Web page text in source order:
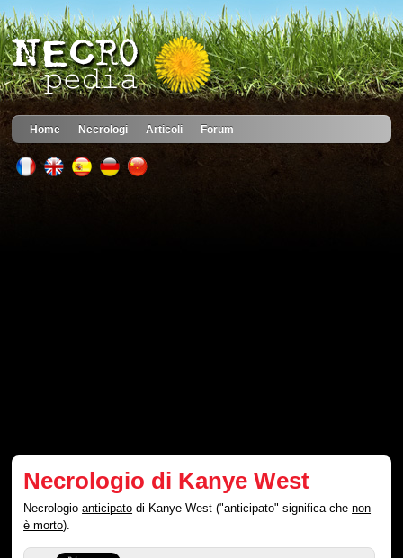
Home Necrologi Articoli Forum
Necrologio di Kanye West
Necrologioanticipato di Kanye West ("anticipato" significa chenon
è morto).